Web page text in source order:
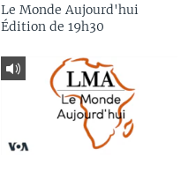
Le Monde Aujourd'hui
Édition de 19h30